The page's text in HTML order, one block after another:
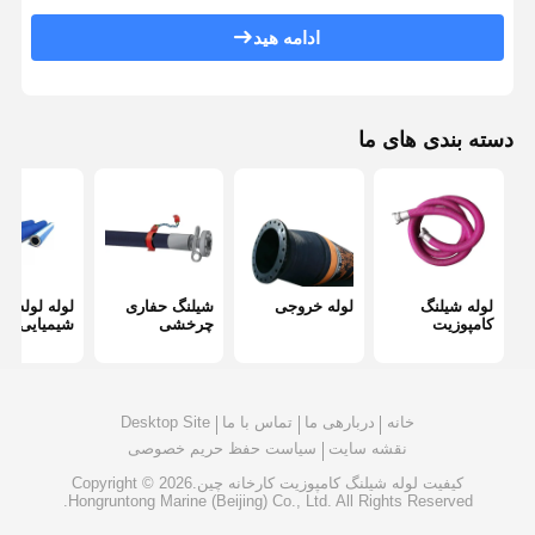
شلنگ مکش دوغاب
لوله شیلنگ آب
لوله لوله سوخت
شیلنگ روغن هیدرولیک
لوله معدن
شیلنگ اسید فسفریک
ادامه هید
دسته بندی های ما
لوله شیلنگ
کامپوزیت
لوله خروجی
شیلنگ حفاری
چرخشی
لوله لوله
شیمیایی
خانه دربارهی ما تماس با ما
Desktop Site
نقشه سایت
سیاست حفظ حریم خصوصی
کیفیت لوله شیلنگ کامپوزیت
کارخانه چین.Copyright © 2026
Hongruntong Marine (Beijing) Co., Ltd. All Rights Reserved.